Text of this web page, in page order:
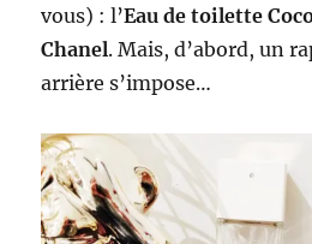
vous) : l’Eau de toilette
Chanel. Mais, d’abord, un
arrière s’impose…